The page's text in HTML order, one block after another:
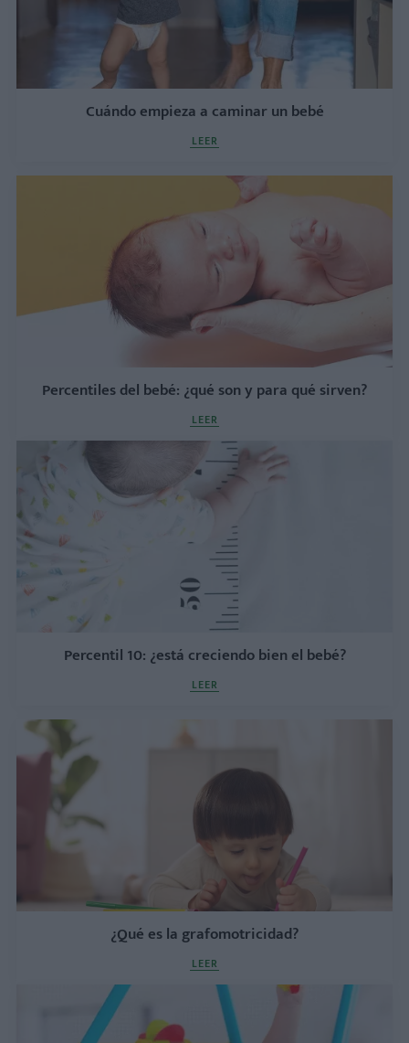
Cuándo empieza a caminar un bebé
LEER
Percentiles del bebé: ¿qué son y para qué sirven?
LEER
Percentil 10: ¿está creciendo bien el bebé?
LEER
¿Qué es la grafomotricidad?
LEER